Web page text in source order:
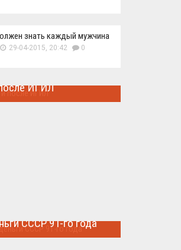
знать каждый мужчина
29-04-2015, 20:42 0
ИГИЛ
СССР 91-го года